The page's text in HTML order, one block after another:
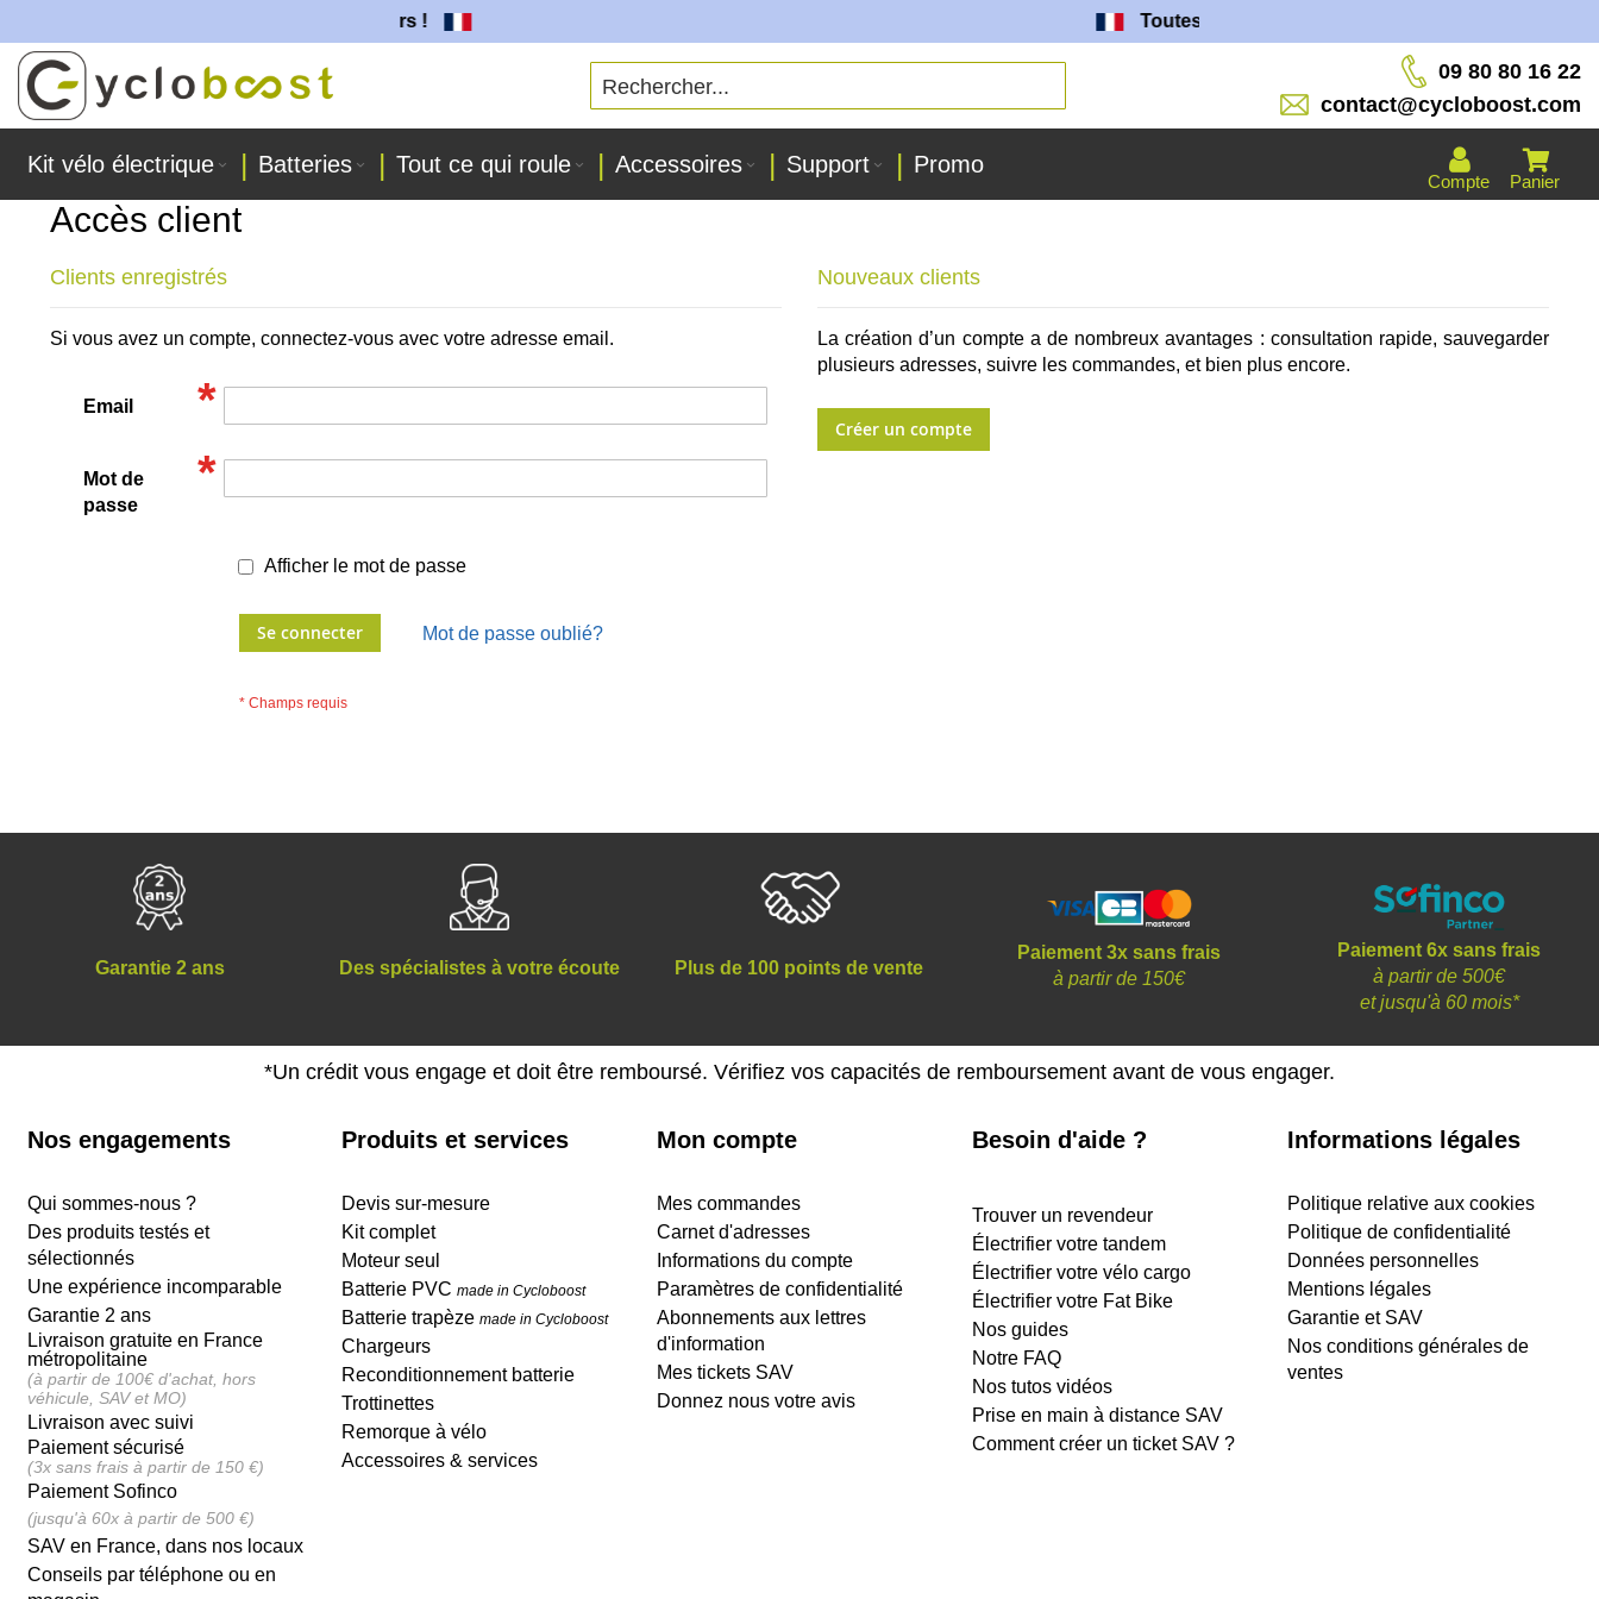
batteries sont fabriquées dans nos ateliers !
Toutes nos batteries sont fabriquées dans nos
Allez
au
contenu
09 80 80 16 22
contact@cycloboost.com
Panier
Compte
Kit vélo électrique Batteries Tout ce qui roule Accessoires Support Promo
Accès client
Clients enregistrés
Si vous avez un compte, connectez-vous avec votre adresse email.
Email
Mot de
passe
Afficher le mot de passe
Se connecter Mot de passe oublié?
Nouveaux clients
La création d’un compte a de nombreux avantages : consultation rapide, sauvegarder
plusieurs adresses, suivre les commandes, et bien plus encore.
Créer un compte
Garantie 2 ans Des spécialistes à votre écoute Plus de 100 points de vente
Paiement 3x sans frais
à partir de 150€
Paiement 6x sans frais
à partir de 500€
etjusqu'à 60 mois*
*Un crédit vous engage et doit être remboursé. Vérifiez vos capacités de remboursement avant de vous engager.
Nos engagements
Qui sommes-nous ?
Des produits testés et
sélectionnés
Une expérience incomparable
Garantie 2 ans
Livraison gratuite en France
métropolitaine
(à partir de 100€ d'achat, hors
véhicule, SAV et MO)
Livraison avec suivi
Paiement sécurisé
(3x sans frais à partir de 150 €)
Paiement Sofinco
(jusqu'à 60x à partir de 500 €)
SAV en France, dans nos locaux
Conseils par téléphone ou en
Produits et services
Devis sur-mesure
Kit complet
Moteur seul
Batterie PVCmade in Cycloboost
Batterie trapèzemade in Cycloboost
Chargeurs
Reconditionnement batterie
Trottinettes
Remorque à vélo
Accessoires & services
Mon compte
Mes commandes
Carnet d'adresses
Informations du compte
Paramètres de confidentialité
Abonnements aux lettres
d'information
Mes tickets SAV
Donnez nous votre avis
Besoin d'aide ?
Trouver un revendeur
Électrifier votre tandem
Électrifier votre vélo cargo
Électrifier votre Fat Bike
Nos guides
Notre FAQ
Nos tutos vidéos
Prise en main à distance SAV
Comment créer un ticket SAV ?
Informations légales
Politique relative aux cookies
Politique de confidentialité
Données personnelles
Mentions légales
Garantie et SAV
Nos conditions générales de
ventes